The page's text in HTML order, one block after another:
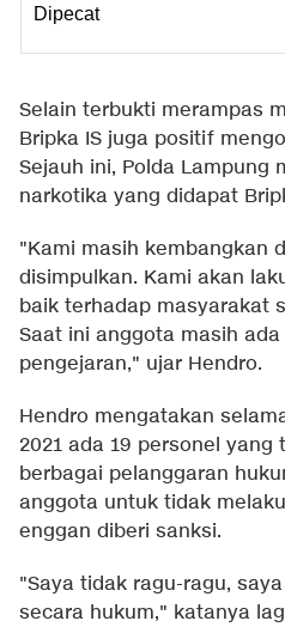
Dipecat
Selain terbukti merampas
Bripka IS juga positif
Sejauh ini, Polda Lampung
narkotika yang didapat
"Kami masih kembangkan
disimpulkan. Kami akan
baik terhadap masyarakat
Saat ini anggota masih
pengejaran," ujar Hendro.
Hendro mengatakan
2021 ada 19 personel
berbagai pelanggaran
anggota untuk tidak
enggan diberi sanksi.
"Saya tidak ragu-ragu,
secara hukum," katanya